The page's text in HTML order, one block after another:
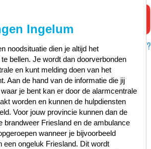
Ingelum
noodsituatie dien je altijd het
bellen. Je wordt dan doorverbonden
en kunt melding doen van het
Aan de hand van de informatie die jij
je bent kan er door de alarmcentrale
worden en kunnen de hulpdiensten
Voor jouw provincie kunnen dan de
brandweer Friesland en de ambulance
wanneer je bijvoorbeeld
een ongeluk Friesland. Dit wordt